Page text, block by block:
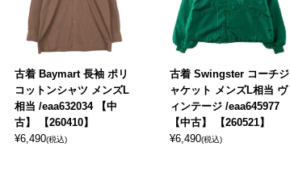
古着 Baymart 長袖 ポリ
コットンシャツ メンズL
相当 /eaa632034 【中
古】 【260410】
¥6,490(税込)
古着 Swingster コーチジ
ャケット メンズL相当 ヴ
ィンテージ /eaa645977
【中古】 【260521】
¥6,490(税込)